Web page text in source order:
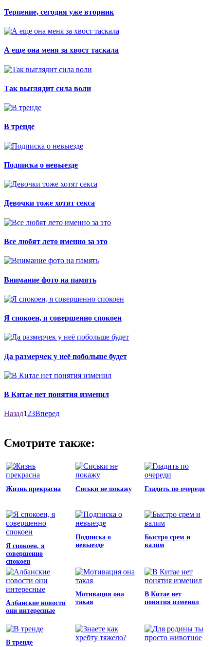
Терпение, сегодня уже вторник
А еще она меня за хвост таскала
Так выглядит сила воли
В тренде
Подписка о невыезде
Девочки тоже хотят секса
Все любят лето именно за это
Внимание фото на память
Я спокоен, я совершенно спокоен
Да размерчек у неё побольше будет
В Китае нет понятия изменил
Назад123Вперед
Смотрите также:
Жизнь прекрасна Сиськи не покажу Гладить по очереди
Я спокоен, я
совершенно
спокоен
Подписка о
невыезде
Быстро срем и
валим
Албанские новости
они интересные
Мотивация она
такая
В Китае нет
понятия изменил
В тренде